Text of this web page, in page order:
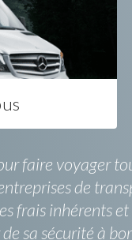
faire voyager
de
frais inhérents
sa sécurité à